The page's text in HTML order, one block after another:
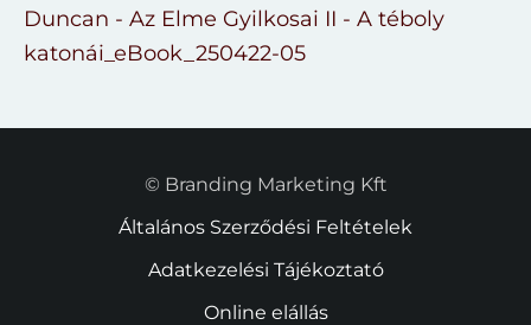
Duncan - Az Elme Gyilkosai II - A téboly
katonái_eBook_250422-05
© Branding Marketing Kft
Általános Szerződési Feltételek
Adatkezelési Tájékoztató
Online elállás